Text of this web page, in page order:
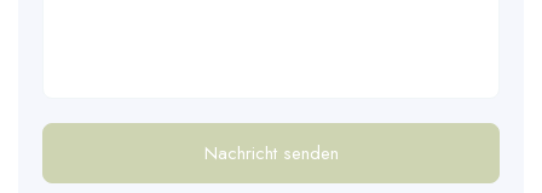
Nachricht senden